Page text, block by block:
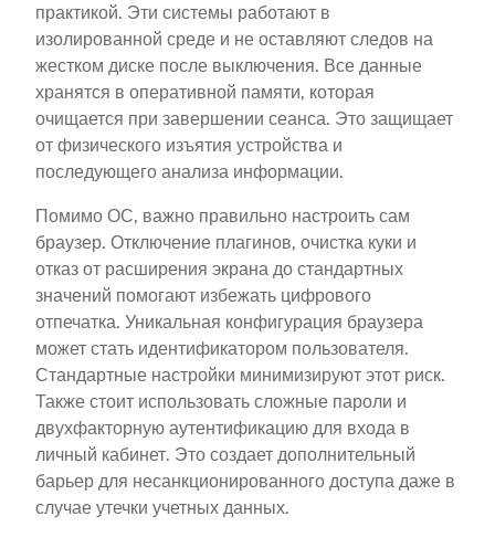
практикой. Эти системы работают в
изолированной среде и не оставляют следов на
жестком диске после выключения. Все данные
хранятся в оперативной памяти, которая
очищается при завершении сеанса. Это защищает
от физического изъятия устройства и
последующего анализа информации.
Помимо ОС, важно правильно настроить сам
браузер. Отключение плагинов, очистка куки и
отказ от расширения экрана до стандартных
значений помогают избежать цифрового
отпечатка. Уникальная конфигурация браузера
может стать идентификатором пользователя.
Стандартные настройки минимизируют этот риск.
Также стоит использовать сложные пароли и
двухфакторную аутентификацию для входа в
личный кабинет. Это создает дополнительный
барьер для несанкционированного доступа даже в
случае утечки учетных данных.